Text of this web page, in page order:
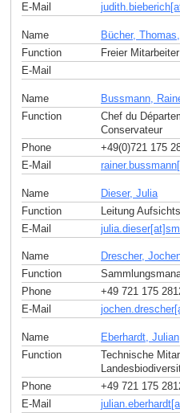
E-Mail
Name
Bücher,
Function
Freier Mitarbeiter
E-Mail
Name
Bussmann,
Function
Chef du
Conservateur
Phone
+49(0)721 175
E-Mail
Name
Dieser, Julia
Function
Leitung
E-Mail
Name
Drescher,
Function
Phone
+49 721 175
E-Mail
Name
Eberhardt, Julian
Function
Technische
Phone
+49 721 175
E-Mail